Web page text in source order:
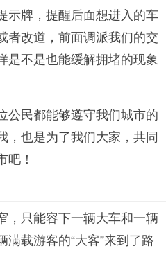
示牌，提醒后面想进入的车
者改道，前面调派我们的交
是不是也能缓解拥堵的现象
公民都能够遵守我们城市的
，也是为了我们大家，共同
吧！
，只能容下一辆大车和一辆
满载游客的“大客”来到了路